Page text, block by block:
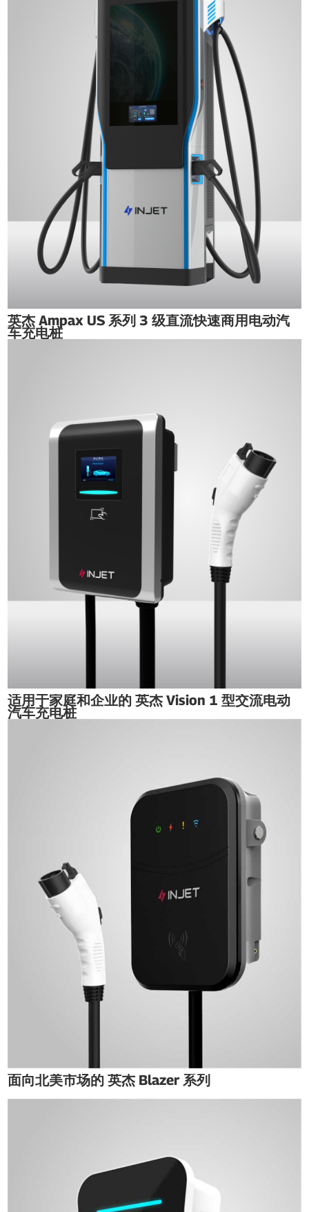
英杰 Ampax US 系列 3 级直流快速商用电动汽
车充电桩
适用于家庭和企业的 英杰 Vision 1 型交流电动
汽车充电桩
面向北美市场的 英杰 Blazer 系列